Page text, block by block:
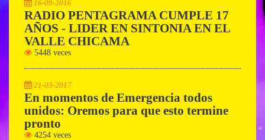
16-09-2016
RADIO PENTAGRAMA CUMPLE 17
AÑOS - LIDER EN SINTONIA EN EL
VALLE CHICAMA
5448 veces
21-03-2017
En momentos de Emergencia todos
unidos: Oremos para que esto termine
pronto
4254 veces